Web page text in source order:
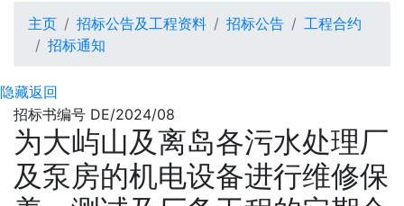
招标通知
主页 招标公告及工程资料 招标公告
工程合约
招标通知
隐藏返回
招标书编号 DE/2024/08
为大屿山及离岛各污水处理厂
及泵房的机电设备进行维修保